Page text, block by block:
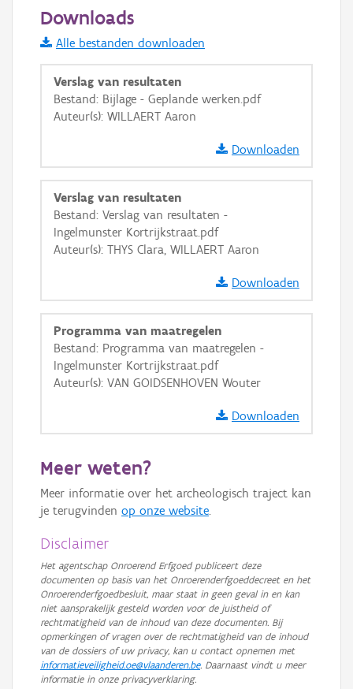
Informatie Vlaanderen
i
+ −
Basis Lagen
Ortho
GRB-Basiskaart in grijswaarden
Downloads
Alle bestanden downloaden
Verslag van resultaten
Bestand: Bijlage - Geplande werken.pdf
Auteur(s): WILLAERT Aaron
Downloaden
Verslag van resultaten
Bestand: Verslag van resultaten -
Ingelmunster Kortrijkstraat.pdf
Auteur(s): THYS Clara, WILLAERT Aaron
Downloaden
Programma van maatregelen
Bestand: Programma van maatregelen -
Ingelmunster Kortrijkstraat.pdf
Auteur(s): VAN GOIDSENHOVEN Wouter
Downloaden
Meer weten?
Meer informatie over het archeologisch traject kan
je terugvinden op onze website.
Disclaimer
Het agentschap Onroerend Erfgoed publiceert deze
documenten op basis van het Onroerenderfgoeddecreet en het
Onroerenderfgoedbesluit, maar staat in geen geval in en kan
niet aansprakelijk gesteld worden voor de juistheid of
rechtmatigheid van de inhoud van deze documenten. Bij
opmerkingen of vragen over de rechtmatigheid van de inhoud
van de dossiers of uw privacy, kan u contact opnemen met
informatieveiligheid.oe@vlaanderen.be. Daarnaast vindt u meer
informatie in onze privacyverklaring.